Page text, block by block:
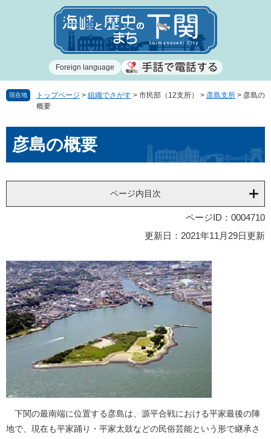
で
ば
Foreign language
現在地 トップページ > 組織でさがす > 市民部（12支所） > 彦島支所 > 彦島の
概要
文彦島の概要
ページ内目次
ページID：0004710
更新日：2021年11月29日更新
下関の最南端に位置する彦島は、源平合戦における平家最後の陣
地で、現在も平家踊り・平家太鼓などの民俗芸能という形で継承さ